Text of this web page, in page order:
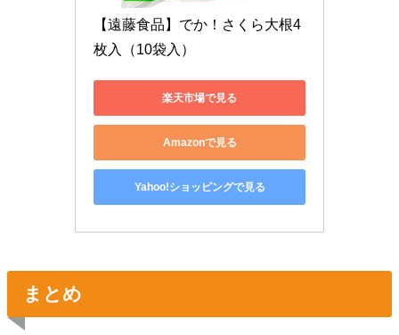
【遠藤食品】でか！さくら大根4
枚入（10袋入）
楽天市場で見る
Amazonで見る
Yahoo!ショッピングで見る
まとめ